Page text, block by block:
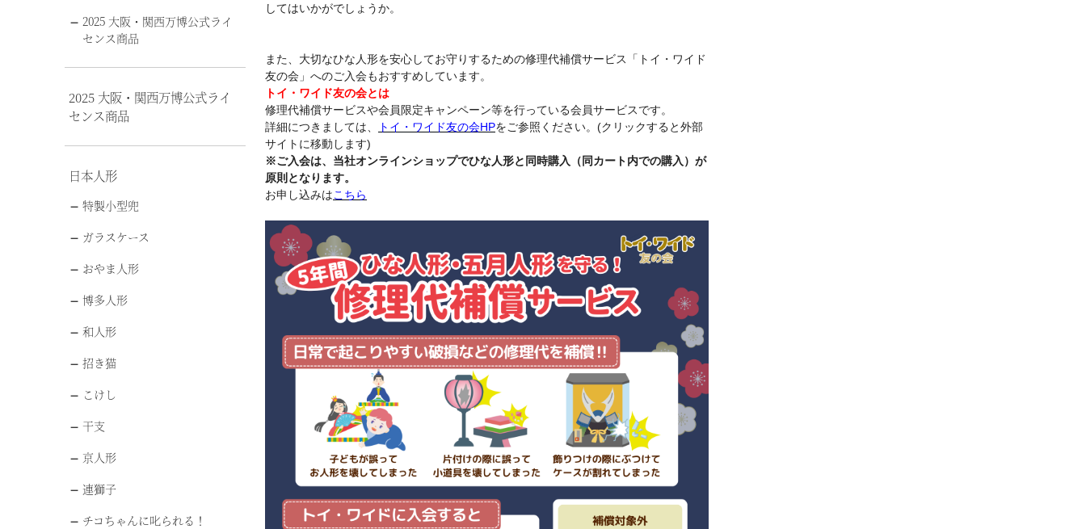
2025 大阪・関西万博公式ライ
センス商品
2025 大阪・関西万博公式ライ
センス商品
日本人形
特製小型兜
ガラスケース
おやま人形
博多人形
和人形
招き猫
こけし
干支
京人形
連獅子
チコちゃんに叱られる！
してはいかがでしょうか。
また、大切なひな人形を安心してお守りするための修理代補償サービス「トイ・ワイド
友の会」へのご入会もおすすめしています。
トイ・ワイド友の会とは
修理代補償サービスや会員限定キャンペーン等を行っている会員サービスです。
詳細につきましては、
トイ・ワイド友の会HPをご参照ください。(クリックすると外部
サイトに移動します)
※ご入会は、当社オンラインショップでひな人形と同時購入（同カート内での購入）が
原則となります。
お申し込みはこちら